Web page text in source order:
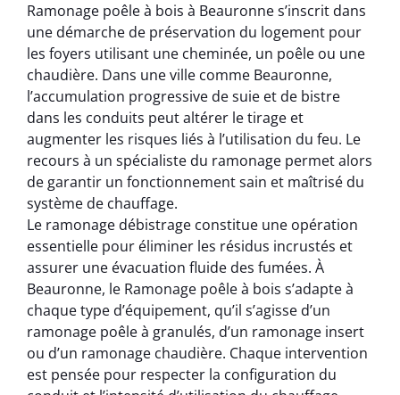
Ramonage poêle à bois à Beauronne s’inscrit dans
une démarche de préservation du logement pour
les foyers utilisant une cheminée, un poêle ou une
chaudière. Dans une ville comme Beauronne,
l’accumulation progressive de suie et de bistre
dans les conduits peut altérer le tirage et
augmenter les risques liés à l’utilisation du feu. Le
recours à un spécialiste du ramonage permet alors
de garantir un fonctionnement sain et maîtrisé du
système de chauffage.
Le ramonage débistrage constitue une opération
essentielle pour éliminer les résidus incrustés et
assurer une évacuation fluide des fumées. À
Beauronne, le Ramonage poêle à bois s’adapte à
chaque type d’équipement, qu’il s’agisse d’un
ramonage poêle à granulés, d’un ramonage insert
ou d’un ramonage chaudière. Chaque intervention
est pensée pour respecter la configuration du